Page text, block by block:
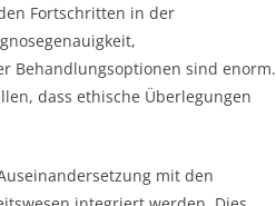
Fortschritten in der
Behandlungsoptionen sind enorm.
dass ethische Überlegungen
mit den